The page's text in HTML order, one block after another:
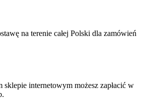
na terenie całej Polski dla zamówień
sklepie internetowym możesz zapłacić w